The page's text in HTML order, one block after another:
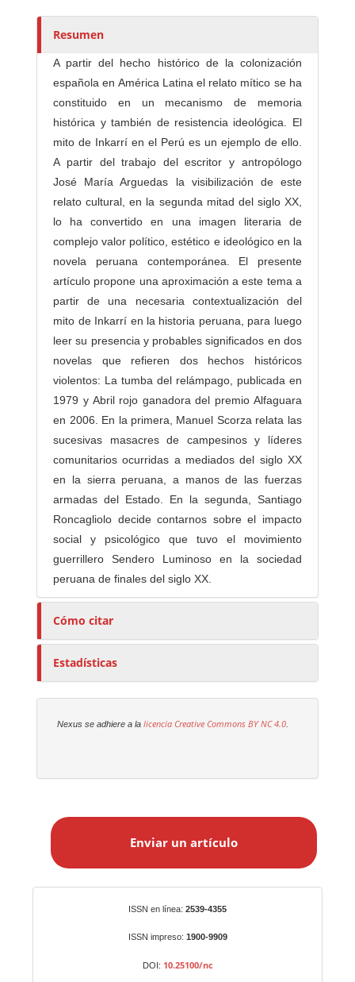
o
e
Resumen
A partir del hecho histórico de la colonización
española en América Latina el relato mítico se ha
constituido en un mecanismo de memoria
histórica y también de resistencia ideológica. El
mito de Inkarrí en el Perú es un ejemplo de ello.
A partir del trabajo del escritor y antropólogo
José María Arguedas la visibilización de este
relato cultural, en la segunda mitad del siglo XX,
lo ha convertido en una imagen literaria de
complejo valor político, estético e ideológico en la
novela peruana contemporánea. El presente
artículo propone una aproximación a este tema a
partir de una necesaria contextualización del
mito de Inkarrí en la historia peruana, para luego
leer su presencia y probables significados en dos
novelas que refieren dos hechos históricos
violentos: La tumba del relámpago, publicada en
1979 y Abril rojo ganadora del premio Alfaguara
en 2006. En la primera, Manuel Scorza relata las
sucesivas masacres de campesinos y líderes
comunitarios ocurridas a mediados del siglo XX
en la sierra peruana, a manos de las fuerzas
armadas del Estado. En la segunda, Santiago
Roncagliolo decide contarnos sobre el impacto
social y psicológico que tuvo el movimiento
guerrillero Sendero Luminoso en la sociedad
peruana de finales del siglo XX.
Cómo citar
Estadísticas
Nexus se adhiere a lalicencia Creative CommonsBY NC 4.0.
a
Enviar un artículo
ISSN en línea: 2539-4355
ISSN impreso: 1900-9909
DOI: 10.25100/nc